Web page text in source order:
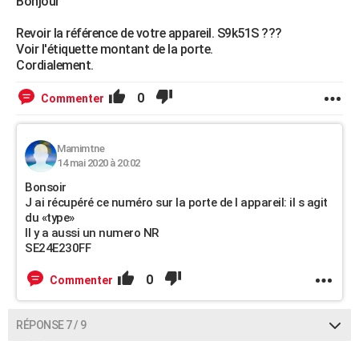
Revoir la référence de votre appareil. S9k51S ???
Voir l'étiquette montant de la porte.
Cordialement.
Commenter 0
Mamimtne
14 mai 2020 à 20:02
Bonsoir
J ai récupéré ce numéro sur la porte de l appareil: il s agit
du «type»
Il y a aussi un numero NR
SE24E230FF
Commenter 0
RÉPONSE 7 / 9